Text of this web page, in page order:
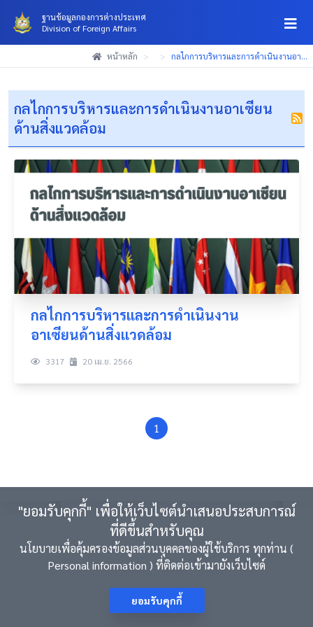
ฐานข้อมูลกองการต่างประเทศ
Division of Foreign Affairs
หน้าหลัก > > กลไกการบริหารและการดำเนินงานอา...
กลไกการบริหารและการดำเนินงานอาเซียน
ด้านสิ่งแวดล้อม
กลไกการบริหารและการดำเนินงาน
อาเซียนด้านสิ่งแวดล้อม
3317 20 เม.ย. 2566
1
"ยอมรับคุกกี้" เพื่อให้เว็บไซต์นำเสนอประสบการณ์
ที่ดีขึ้นสำหรับคุณ
นโยบายเพื่อคุ้มครองข้อมูลส่วนบุคคลของผู้ใช้บริการ ทุกท่าน (
Personal information ) ที่ติดต่อเข้ามายังเว็บไซด์
ยอมรับคุกกี้
(Esc)
สมัครสมาชิก
การสมัครสมาชิกเรียบร้อยแล้ว
(Esc)
บันทึกสำเร็จ
การบันทึกของคุณเรียบร้อยเเล้ว
(Esc)